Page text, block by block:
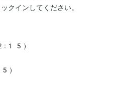
クインしてください。
）
）